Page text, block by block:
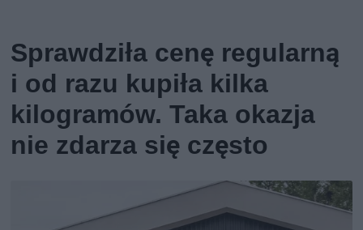
Sprawdziła cenę regularną
i od razu kupiła kilka
kilogramów. Taka okazja
nie zdarza się często